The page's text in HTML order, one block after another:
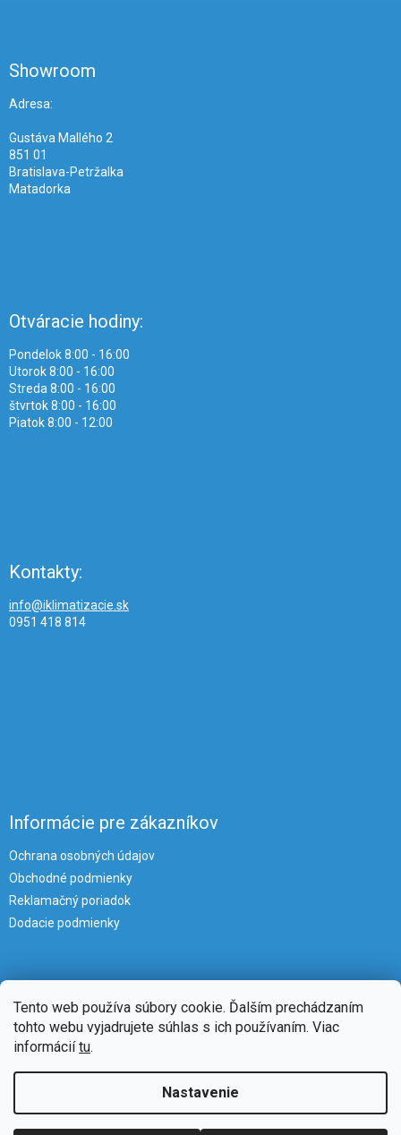
Tento web používa súbory cookie. Ďalším prechádzaním
tohto webu vyjadrujete súhlas s ich používaním. Viac
informáciítu.
Nastavenie
Showroom
Adresa:
Gustáva Mallého 2
851 01
Bratislava-Petržalka
Matadorka
Otváracie hodiny:
Pondelok 8:00 - 16:00
Utorok 8:00 - 16:00
Streda 8:00 - 16:00
štvrtok 8:00 - 16:00
Piatok 8:00 - 12:00
Kontakty:
info@iklimatizacie.sk
0951 418 814
Informácie pre zákazníkov
Ochrana osobných údajov
Obchodné podmienky
Reklamačný poriadok
Dodacie podmienky